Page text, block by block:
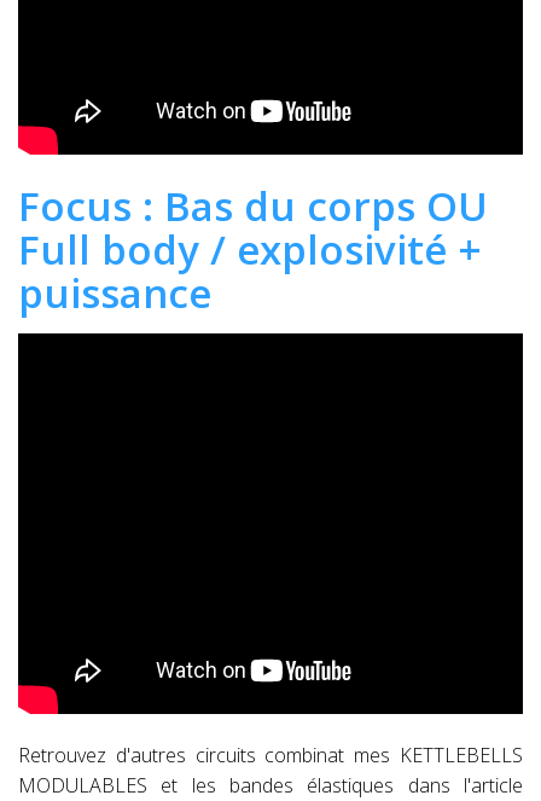
Focus : Bas du corps OU
Full body / explosivité +
puissance
Retrouvez d'autres circuits combinat mes KETTLEBELLS
MODULABLES et les bandes élastiques dans l'article